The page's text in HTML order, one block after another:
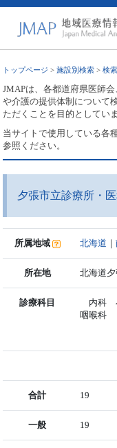
トップページ >施設別検索 >検
JMAPは、各都道府県医師
や介護の提供体制について
ただくことを目的としていま
当サイトで使用している各
参照ください。
夕張市立診療所・
所属地域 北海道 ｜
所在地 北海道
診療科目
内科
咽喉科
合計 19
一般 19